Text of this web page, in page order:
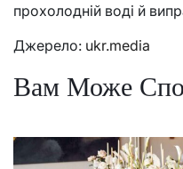
прохолодній воді й
Джерело: ukr.media
Вам Може